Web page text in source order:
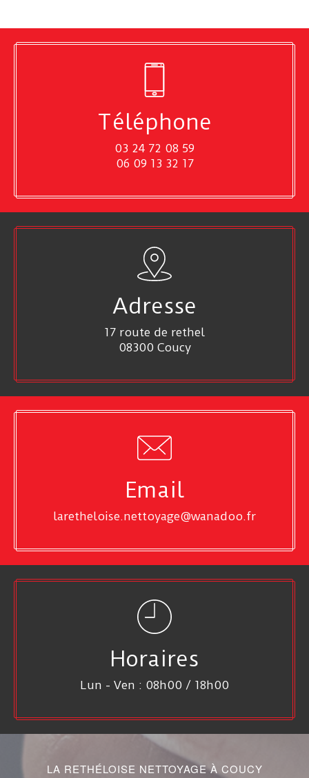
Téléphone
03 24 72 08 59
06 09 13 32 17
Adresse
17 route de rethel
08300 Coucy
Email
laretheloise.nettoyage@wanadoo.fr
Horaires
Lun - Ven : 08h00 / 18h00
LA RETHÉLOISE NETTOYAGE À COUCY